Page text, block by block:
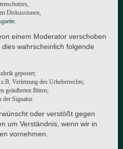
Diskussionen,
.
einem Moderator verschoben
wahrscheinlich folgende
gepostet;
Verletzung des Urheberrechts;
geäußerten Bitten;
der Signatur.
oder verstößt gegen
um Verständnis, wenn wir in
vornehmen.